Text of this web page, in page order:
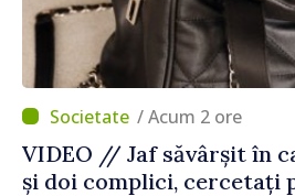
/ Acum 2 ore
VIDEO // Jaf săvârșit în
și doi complici, cercetați